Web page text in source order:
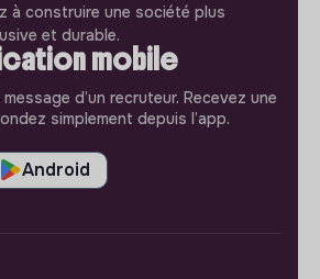
à construire une société plus
et durable.
mobile
d’un recruteur. Recevez une
simplement depuis l’app.
Android